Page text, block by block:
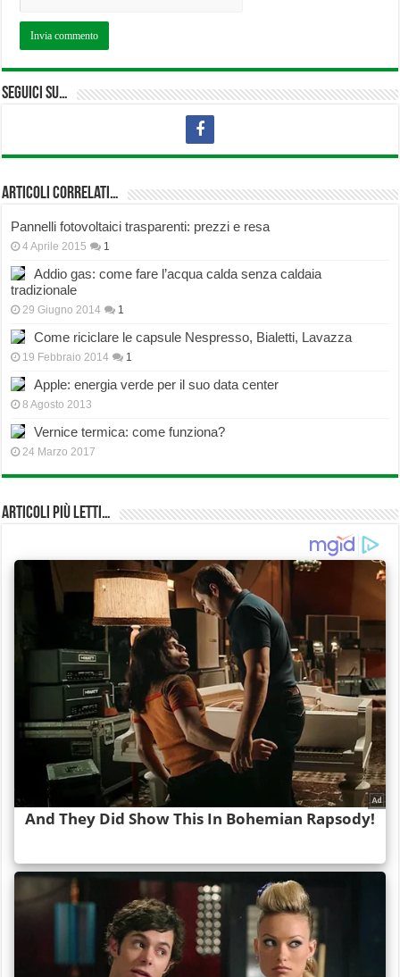
Seguici su…
Articoli correlati…
Pannelli fotovoltaici trasparenti: prezzi e resa
4 Aprile 2015 1
Addio gas: come fare l’acqua calda senza caldaia
tradizionale
29 Giugno 2014 1
Come riciclare le capsule Nespresso, Bialetti, Lavazza
19 Febbraio 2014 1
Apple: energia verde per il suo data center
8 Agosto 2013
Vernice termica: come funziona?
24 Marzo 2017
Articoli più Letti…